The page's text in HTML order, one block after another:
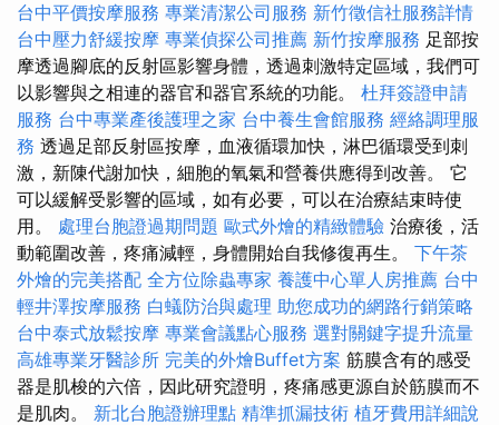
台中平價按摩服務 專業清潔公司服務 新竹徵信社服務詳情
台中壓力舒緩按摩 專業偵探公司推薦 新竹按摩服務 足部按
摩透過腳底的反射區影響身體，透過刺激特定區域，我們可
以影響與之相連的器官和器官系統的功能。 杜拜簽證申請
服務 台中專業產後護理之家 台中養生會館服務 經絡調理服
務 透過足部反射區按摩，血液循環加快，淋巴循環受到刺
激，新陳代謝加快，細胞的氧氣和營養供應得到改善。 它
可以緩解受影響的區域，如有必要，可以在治療結束時使
用。 處理台胞證過期問題 歐式外燴的精緻體驗 治療後，活
動範圍改善，疼痛減輕，身體開始自我修復再生。 下午茶
外燴的完美搭配 全方位除蟲專家 養護中心單人房推薦 台中
輕井澤按摩服務 白蟻防治與處理 助您成功的網路行銷策略
台中泰式放鬆按摩 專業會議點心服務 選對關鍵字提升流量
高雄專業牙醫診所 完美的外燴Buffet方案 筋膜含有的感受
器是肌梭的六倍，因此研究證明，疼痛感更源自於筋膜而不
是肌肉。 新北台胞證辦理點 精準抓漏技術 植牙費用詳細說